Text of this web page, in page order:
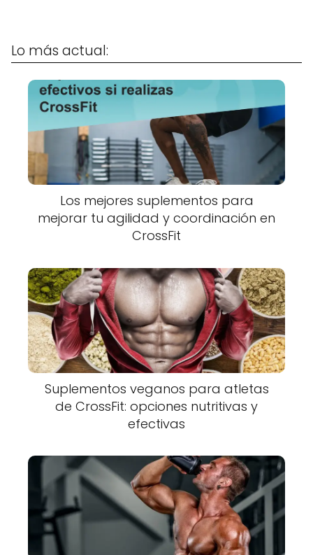
Lo más actual:
Los mejores suplementos para
mejorar tu agilidad y coordinación en
CrossFit
Suplementos veganos para atletas
de CrossFit: opciones nutritivas y
efectivas